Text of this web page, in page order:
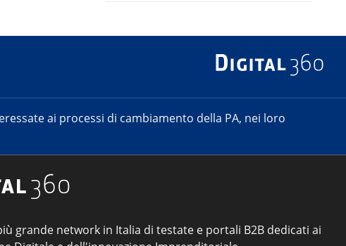
ai processi di cambiamento della PA, nei loro
grande network in Italia di testate e portali B2B dedicati ai